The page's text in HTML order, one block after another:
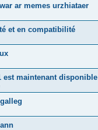
ar memes urzhiataer
et en compatibilité
est maintenant disponible